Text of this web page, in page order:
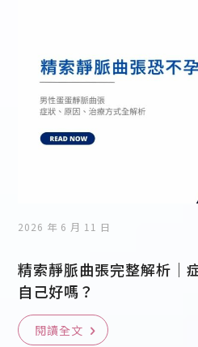
2026 年 6 月 11 日
精索靜脈曲張完整解析｜
自己好嗎？
閱讀全文